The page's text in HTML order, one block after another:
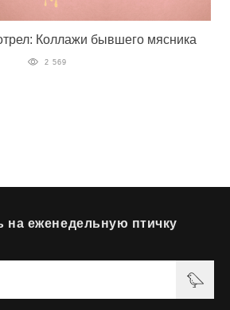
Коллажи бывшего мясника
2 569
на еженедельную птичку